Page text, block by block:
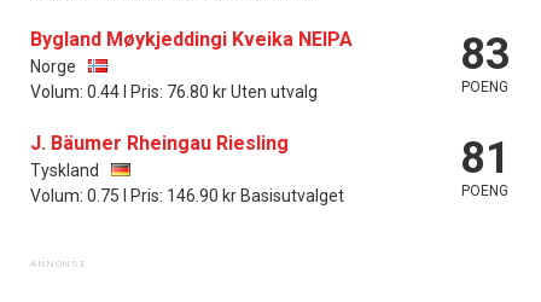
Bygland Møykjeddingi Kveika NEIPA
Norge
Volum: 0.44 l Pris: 76.80 kr Uten utvalg
83
POENG
J. Bäumer Rheingau Riesling
Tyskland
Volum: 0.75 l Pris: 146.90 kr Basisutvalget
81
POENG